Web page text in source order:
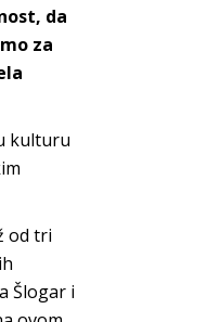
da
za
kulturu
od tri
Šlogar i